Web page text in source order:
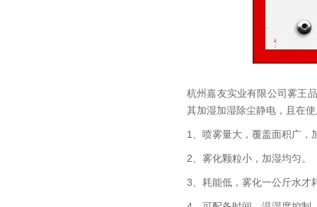
杭州嘉友实业有限公司雾王
其加湿加湿除尘静电，且在
1、喷雾量大，覆盖面积广，
2、雾化颗粒小，加湿均匀。
3、耗能低，雾化一公斤水才